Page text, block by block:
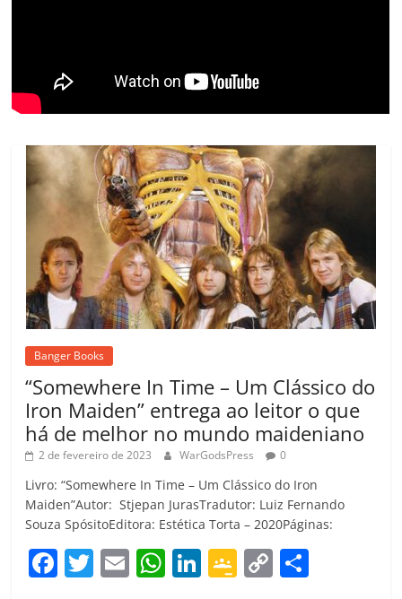
m
Banger Books
“Somewhere In Time – Um Clássico do
Iron Maiden” entrega ao leitor o que
há de melhor no mundo maideniano
2 de fevereiro de 2023 WarGodsPress 0
Livro: “Somewhere In Time – Um Clássico do Iron
Maiden”Autor: Stjepan JurasTradutor: Luiz Fernando
Souza SpósitoEditora: Estética Torta – 2020Páginas:
F T E W Li G C